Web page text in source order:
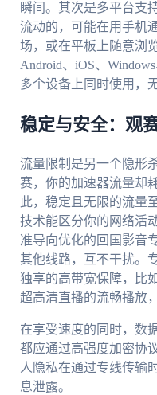
瞬间。其次是多平台支
流动的，可能在用手机
场，或在平板上随意浏
Android、iOS、
多个设备上同时使用，
稳定与安全：观
流量限制是另一个隐形
赛，你的加速器流量却
此，稳定且无限的流量
技术能区分你的网络活
准导向优化的回国影音
其他线路，互不干扰。
独享的高带宽保障，比
超高清直播的流畅播放
在享受速度的同时，数
都应通过高强度加密协
人隐私在通过专线传输
息泄露。